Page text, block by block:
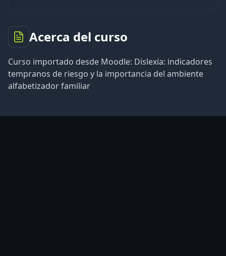
Acerca del curso
Curso importado desde Moodle: Dislexia: indicadores
tempranos de riesgo y la importancia del ambiente
alfabetizador familiar